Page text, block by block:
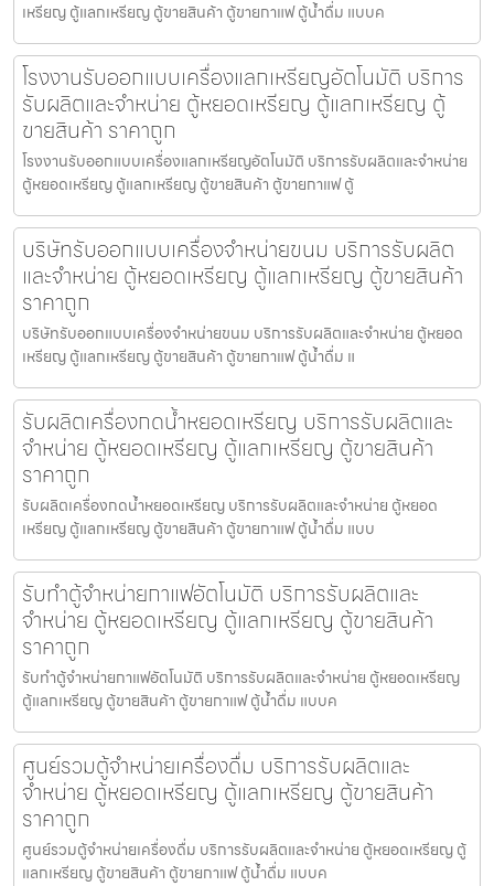
เหรียญ ตู้แลกเหรียญ ตู้ขายสินค้า ตู้ขายกาแฟ ตู้น้ำดื่ม แบบค
โรงงานรับออกแบบเครื่องแลกเหรียญ​อัตโนมัติ บริการ
รับผลิตและจำหน่าย ตู้หยอดเหรียญ ตู้แลกเหรียญ ตู้
ขายสินค้า ราคาถูก
โรงงานรับออกแบบเครื่องแลกเหรียญ​อัตโนมัติ บริการรับผลิตและจำหน่าย
ตู้หยอดเหรียญ ตู้แลกเหรียญ ตู้ขายสินค้า ตู้ขายกาแฟ ตู้
บริษัทรับออกแบบเครื่องจำหน่ายขนม บริการรับผลิต
และจำหน่าย ตู้หยอดเหรียญ ตู้แลกเหรียญ ตู้ขายสินค้า
ราคาถูก
บริษัทรับออกแบบเครื่องจำหน่ายขนม บริการรับผลิตและจำหน่าย ตู้หยอด
เหรียญ ตู้แลกเหรียญ ตู้ขายสินค้า ตู้ขายกาแฟ ตู้น้ำดื่ม แ
รับผลิตเครื่องกดน้ำ​หยอดเหรียญ บริการรับผลิตและ
จำหน่าย ตู้หยอดเหรียญ ตู้แลกเหรียญ ตู้ขายสินค้า
ราคาถูก
รับผลิตเครื่องกดน้ำ​หยอดเหรียญ บริการรับผลิตและจำหน่าย ตู้หยอด
เหรียญ ตู้แลกเหรียญ ตู้ขายสินค้า ตู้ขายกาแฟ ตู้น้ำดื่ม แบบ
รับทำตู้จำหน่ายกาแฟ​อัตโนมัติ บริการรับผลิตและ
จำหน่าย ตู้หยอดเหรียญ ตู้แลกเหรียญ ตู้ขายสินค้า
ราคาถูก
รับทำตู้จำหน่ายกาแฟ​อัตโนมัติ บริการรับผลิตและจำหน่าย ตู้หยอดเหรียญ
ตู้แลกเหรียญ ตู้ขายสินค้า ตู้ขายกาแฟ ตู้น้ำดื่ม แบบค
ศูนย์รวมตู้จำหน่ายเครื่องดื่ม บริการรับผลิตและ
จำหน่าย ตู้หยอดเหรียญ ตู้แลกเหรียญ ตู้ขายสินค้า
ราคาถูก
ศูนย์รวมตู้จำหน่ายเครื่องดื่ม บริการรับผลิตและจำหน่าย ตู้หยอดเหรียญ ตู้
แลกเหรียญ ตู้ขายสินค้า ตู้ขายกาแฟ ตู้น้ำดื่ม แบบค